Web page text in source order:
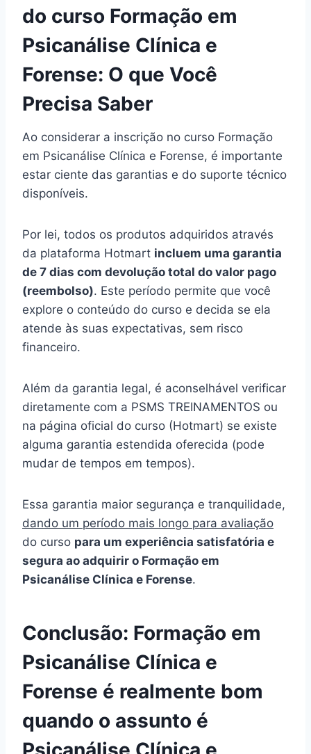
do curso Formação em
Psicanálise Clínica e
Forense: O que Você
Precisa Saber
Ao considerar a inscrição no curso Formação
em Psicanálise Clínica e Forense, é importante
estar ciente das garantias e do suporte técnico
disponíveis.
Por lei, todos os produtos adquiridos através
da plataforma Hotmart incluem uma garantia
de 7 dias com devolução total do valor pago
(reembolso). Este período permite que você
explore o conteúdo do curso e decida se ela
atende às suas expectativas, sem risco
financeiro.
Além da garantia legal, é aconselhável verificar
diretamente com a PSMS TREINAMENTOS ou
na página oficial do curso (Hotmart) se existe
alguma garantia estendida oferecida (pode
mudar de tempos em tempos).
Essa garantia maior segurança e tranquilidade,
dando um período mais longo para avaliação
do curso para um experiência satisfatória e
segura ao adquirir o Formação em
Psicanálise Clínica e Forense.
Conclusão: Formação em
Psicanálise Clínica e
Forense é realmente bom
quando o assunto é